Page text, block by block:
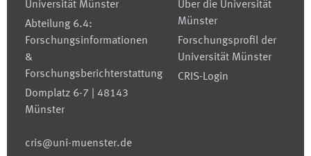
Universität Münster
Abteilung 6.4:
Forschungsinformationen
&
Forschungsberichterstattung
Domplatz 6-7 | 48143
Münster
cris@uni-muenster.de
Über die Universität
Münster
Forschungsprofil der
Universität Münster
CRIS-Login